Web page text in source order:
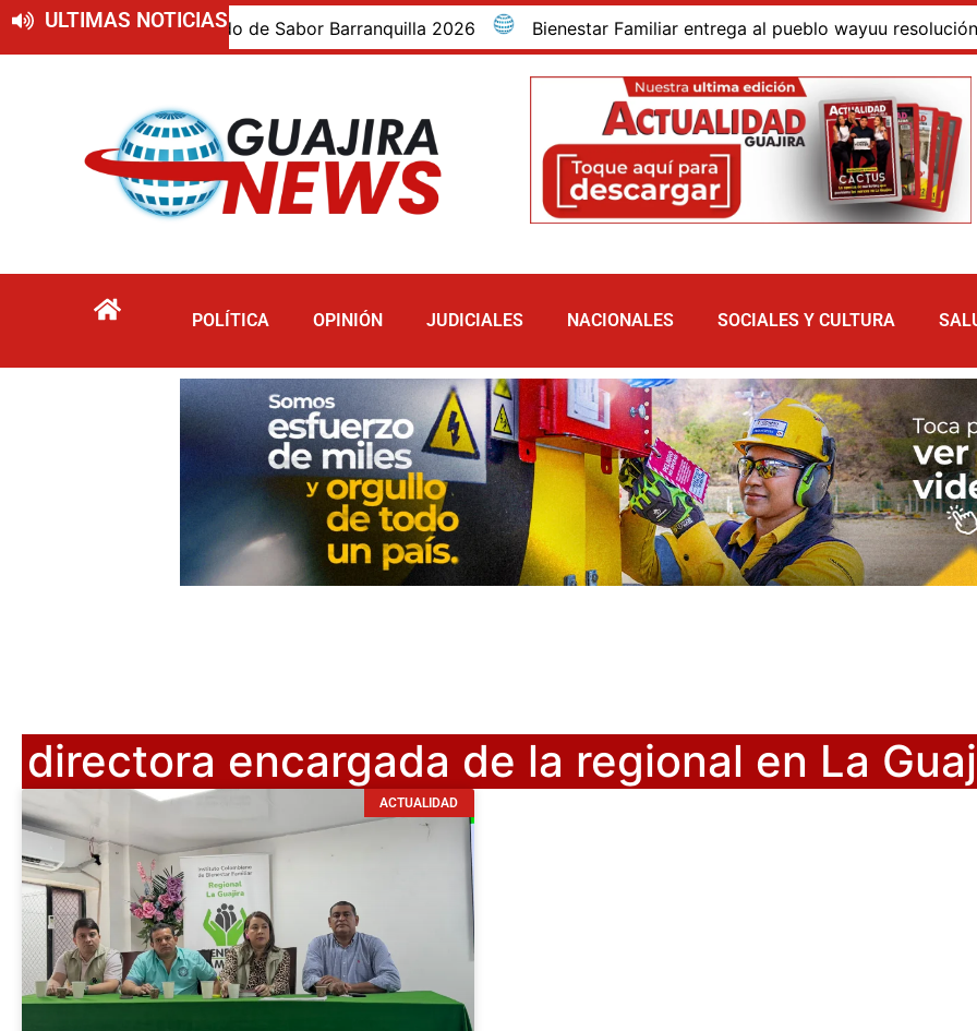
ULTIMAS NOTICIAS
invitado de Sabor Barranquilla 2026 Bienestar Familiar entrega al pueblo wayuu resolución que
POLÍTICA OPINIÓN JUDICIALES NACIONALES SOCIALES Y CULTURA
directora encargada de la regional en La
ACTUALIDAD